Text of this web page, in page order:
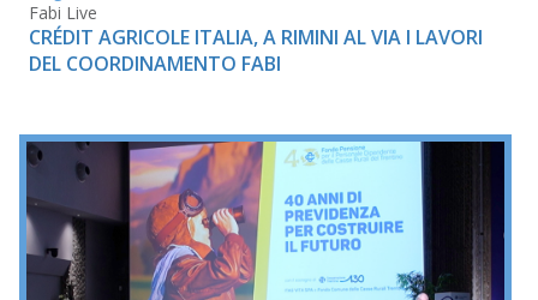
Fabi Live
CRÉDIT AGRICOLE ITALIA, A RIMINI AL VIA I LAVORI
DEL COORDINAMENTO FABI